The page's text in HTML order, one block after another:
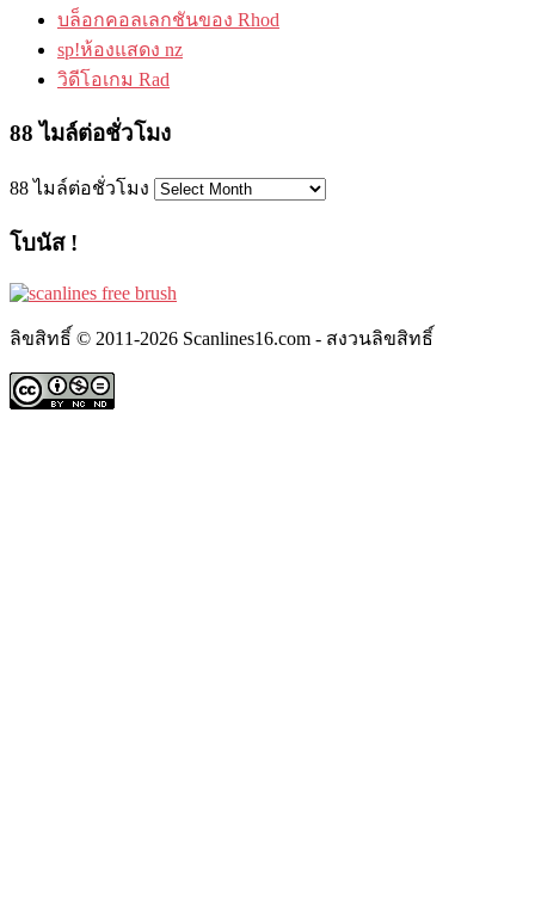
บล็อกคอลเลกชันของ Rhod
sp!ห้องแสดง nz
วิดีโอเกม Rad
88 ไมล์ต่อชั่วโมง
88 ไมล์ต่อชั่วโมง
โบนัส !
ลิขสิทธิ์ © 2011-2026 Scanlines16.com - สงวนลิขสิทธิ์